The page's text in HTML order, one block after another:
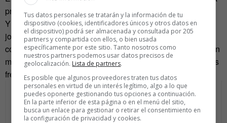
principal conclusión de cada uno de los ponentes.
Y uno de los que nos lo demostró fue el insultantemente
jovenDole Stephens(19 años), el ponente benjamín pero
con ideas terriblemente grandes, fundador deUncollege
, un
movimiento que busca mejorar la Educación de los jóvenes
frente a los sistemas educativos.
Tus datos personales se tratarán y la información de tu
dispositivo (cookies, identificadores únicos y otros datos en
el dispositivo) podrá ser almacenada y consultada por 205
partners y compartida con ellos, o bien usada
específicamente por este sitio. Tanto nosotros como
nuestros partners podemos usar datos precisos de
geolocalización. Lista de partners.
Es posible que algunos proveedores traten tus datos
personales en virtud de un interés legítimo, algo a lo que
puedes oponerte gestionando tus opciones a continuación.
En la parte inferior de esta página o en el menú del sitio,
busca un enlace para gestionar o retirar el consentimiento en
la configuración de privacidad y cookies.